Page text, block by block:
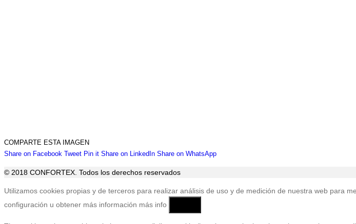
COMPARTE ESTA IMAGEN
Share on Facebook Share
Facebook
TweetShare
Twitter
Pin itShare
Pinterest
Share on LinkedInShare
LinkedIn
Share on WhatsAppShare
© 2018 CONFORTEX. Todos los derechos reservados
IrUtilizamos cookies propias y de terceros para realizar análisis de uso y de medición de nuestra web para
configuración u obtener más información más info